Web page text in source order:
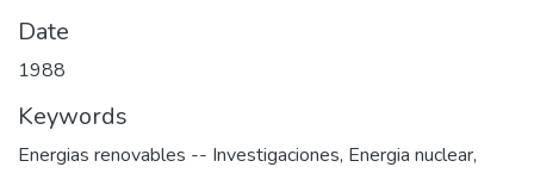
Date
1988
Keywords
Energias renovables -- Investigaciones, Energia nuclear,